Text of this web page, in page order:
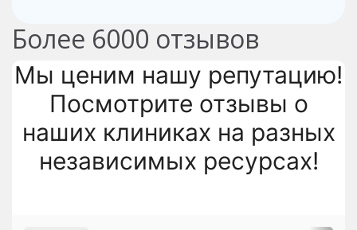
Более 6000 отзывов
Мы ценим нашу репутацию!
Посмотрите отзывы о
наших клиниках на разных
независимых ресурсах!